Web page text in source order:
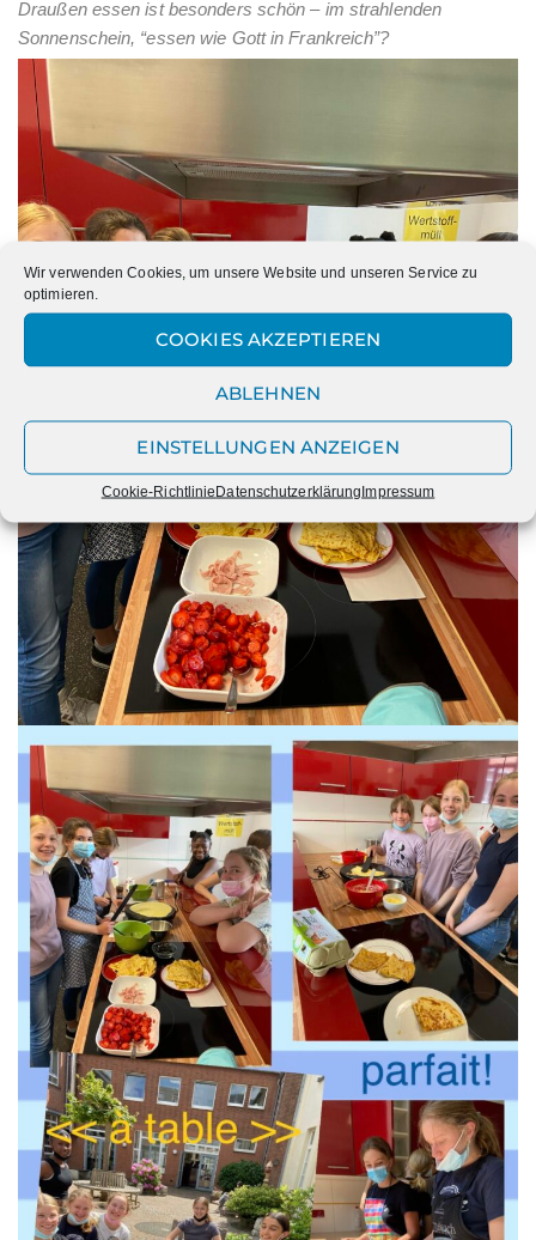
Wir verwenden Cookies, um unsere Website und unseren Service zu
optimieren.
COOKIES AKZEPTIEREN
ABLEHNEN
EINSTELLUNGEN ANZEIGEN
Cookie-RichtlinieDatenschutzerklärungImpressum
Draußen essen ist besonders schön – im strahlenden
Sonnenschein, “essen wie Gott in Frankreich”?